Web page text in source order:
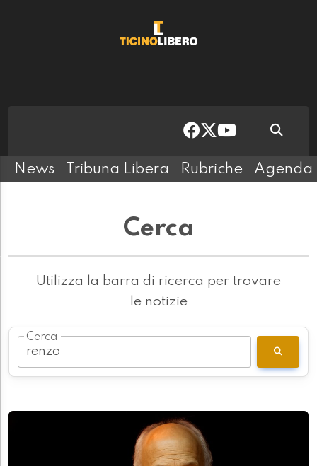
News Tribuna Libera Rubriche Agenda
Cerca
Utilizza la barra di ricerca per trovare
le notizie
Cerca